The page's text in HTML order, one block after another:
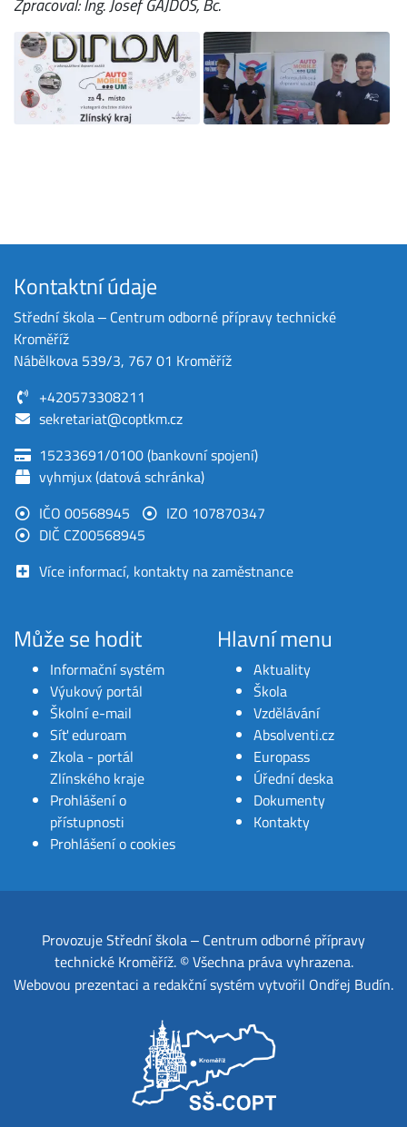
Kontaktní údaje
Střední škola ‒ Centrum odborné přípravy technické
Kroměříž
Nábělkova 539/3, 767 01 Kroměříž
+420573308211
sekretariat@coptkm.cz
15233691/0100 (bankovní spojení)
vyhmjux (datová schránka)
IČO 00568945
IZO 107870347
DIČ CZ00568945
Více informací, kontakty na zaměstnance
Může se hodit
Informační systém
Výukový portál
Školní e-mail
Síť eduroam
Zkola - portál
Zlínského kraje
Prohlášení o
přístupnosti
Prohlášení o cookies
Hlavní menu
Aktuality
Škola
Vzdělávání
Absolventi.cz
Europass
Úřední deska
Dokumenty
Kontakty
ProvozujeStřední škola ‒ Centrum odborné přípravy
technické Kroměříž. © Všechna práva vyhrazena.
Webovou prezentaci a redakční systémvytvořil Ondřej Budín.